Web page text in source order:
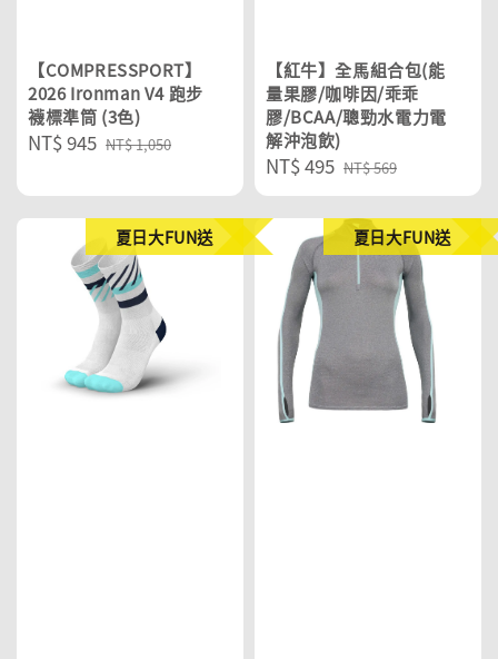
【COMPRESSPORT】
2026 Ironman V4 跑步
襪標準筒 (3色)
Sale
NT$ 945 Regular
NT$ 1,050
【紅牛】全馬組合包(能
量果膠/咖啡因/乖乖
膠/BCAA/聰勁水電力電
解沖泡飲)
Sale
price
NT$ 495 Regular
price
NT$ 569
夏日大FUN送 夏日大FUN送